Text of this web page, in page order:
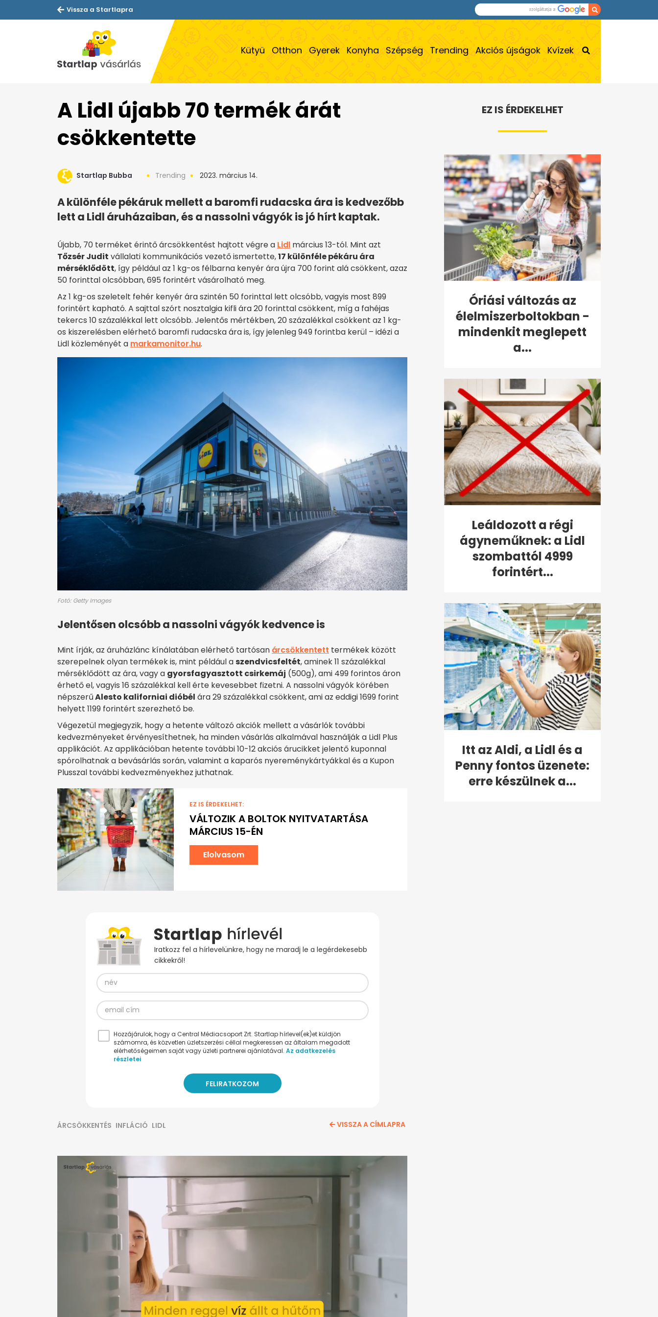
Vissza a Startlapra
Kütyü Otthon Gyerek Konyha Szépség Trending Akciós újságok Kvízek
A Lidl újabb 70 termék árát
csökkentette
Startlap Bubba Trending 2023. március 14.
A különféle pékáruk mellett a baromfi rudacska ára is kedvezőbb
lett a Lidl áruházaiban, és a nassolni vágyók is jó hírt kaptak.
Újabb, 70 terméket érintő árcsökkentést hajtott végre a Lidl március 13-tól. Mint azt
Tőzsér Judit vállalati kommunikációs vezető ismertette,17 különféle pékáru ára
mérséklődött, így például az 1 kg-os félbarna kenyér ára újra 700 forint alá csökkent, azaz
50 forinttal olcsóbban, 695 forintért vásárolható meg.
Az 1 kg-os szeletelt fehér kenyér ára szintén 50 forinttal lett olcsóbb, vagyis most 899
forintért kapható. A sajttal szórt nosztalgia kifli ára 20 forinttal csökkent, míg a fahéjas
tekercs 10 százalékkal lett olcsóbb. Jelentős mértékben, 20 százalékkal csökkent az 1 kg-
os kiszerelésben elérhető baromfi rudacska ára is, így jelenleg 949 forintba kerül – idézi a
Lidl közleményét a markamonitor.hu.
Fotó: Getty Images
Jelentősen olcsóbb a nassolni vágyók kedvence is
Mint írják, az áruházlánc kínálatában elérhető tartósan árcsökkentett termékek között
szerepelnek olyan termékek is, mint például a szendvicsfeltét, aminek 11 százalékkal
mérséklődött az ára, vagy a gyorsfagyasztott csirkemáj (500g), ami 499 forintos áron
érhető el, vagyis 16 százalékkal kell érte kevesebbet fizetni. A nassolni vágyók körében
népszerűAlesto kaliforniai dióbél ára 29 százalékkal csökkent, ami az eddigi 1699 forint
helyett 1199 forintért szerezhető be.
Végezetül megjegyzik, hogy a hetente változó akciók mellett a vásárlók további
kedvezményeket érvényesíthetnek, ha minden vásárlás alkalmával használják a Lidl Plus
applikációt. Az applikációban hetente további 10-12 akciós árucikket jelentő kuponnal
spórolhatnak a bevásárlás során, valamint a kaparós nyereménykártyákkal és a Kupon
Plusszal további kedvezményekhez juthatnak.
EZ IS ÉRDEKELHET:
VÁLTOZIK A BOLTOK NYITVATARTÁSA
MÁRCIUS 15-ÉN
Elolvasom
Iratkozz fel a hírlevelünkre, hogy ne maradj le a legérdekesebb
cikkekről!
Hozzájárulok, hogy a Central Médiacsoport Zrt. Startlap hírlevel(ek)et küldjön
számomra, és közvetlen üzletszerzési céllal megkeressen az általam megadott
elérhetőségeimen saját vagy üzleti partnerei ajánlatával. Az adatkezelés
részletei
ÁRCSÖKKENTÉS INFLÁCIÓ LIDL VISSZA A CÍMLAPRA
EZ IS ÉRDEKELHET
Óriási változás az
élelmiszerboltokban -
mindenkit meglepett
a...
Leáldozott a régi
ágyneműknek: a Lidl
szombattól 4999
forintért...
Itt az Aldi, a Lidl és a
Penny fontos üzenete:
erre készülnek a...